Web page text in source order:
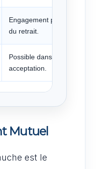
Engagement plus limité, selon
du retrait.
Possible dans certains cas,
acceptation.
Mutuel
est le